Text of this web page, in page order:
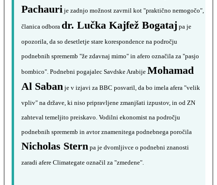
Pachauri je zadnjo možnost zavrnil kot "praktično nemogočo",
članica odbora dr. Lučka Kajfež Bogataj pa je
opozorila, da so desetletje stare korespondence na področju
podnebnih sprememb "že zdavnaj mimo" in afero označila za "pasjo
bombico". Podnebni pogajalec Savdske Arabije Mohamad
Al Saban je v izjavi za BBC posvaril, da bo imela afera "velik
vpliv" na države, ki niso pripravljene zmanjšati izpustov, in od ZN
zahteval temeljito preiskavo. Vodilni ekonomist na področju
podnebnih sprememb in avtor znamenitega podnebnega poročila
Nicholas Stern pa je dvomljivce o podnebni znanosti
zaradi afere Climategate označil za "zmedene".